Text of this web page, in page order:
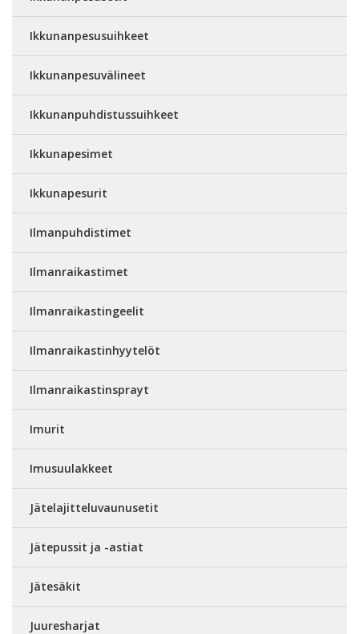
Ikkunanpesusuihkeet
Ikkunanpesuvälineet
Ikkunanpuhdistussuihkeet
Ikkunapesimet
Ikkunapesurit
Ilmanpuhdistimet
Ilmanraikastimet
Ilmanraikastingeelit
Ilmanraikastinhyytelöt
Ilmanraikastinsprayt
Imurit
Imusuulakkeet
Jätelajitteluvaunusetit
Jätepussit ja -astiat
Jätesäkit
Juuresharjat